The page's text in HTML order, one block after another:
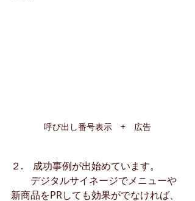
呼び出し番号表示　+　広告
２.　成功事例が出始めています。
デジタルサイネージでメニューや
新商品をPRしても効果がでなければ、